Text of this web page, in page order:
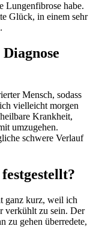
Lungenfibrose habe.
Glück, in einem sehr
Mensch, sodass
vielleicht morgen
Krankheit,
umzugehen.
schwere Verlauf
ganz kurz, weil ich
verkühlt zu sein. Der
zu gehen überredete,